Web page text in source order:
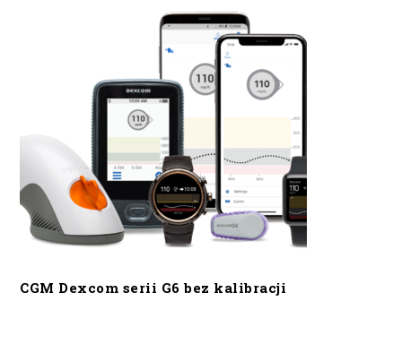
CGM Dexcom serii G6 bez kalibracji